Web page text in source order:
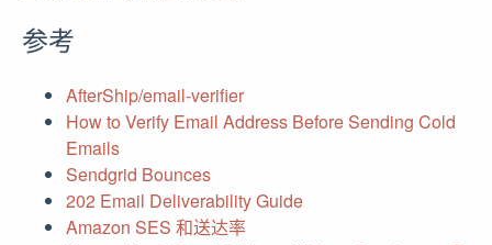
参考
AfterShip/email-verifier
How to Verify Email Address Before Sending Cold
Emails
Sendgrid Bounces
202 Email Deliverability Guide
Amazon SES 和送达率